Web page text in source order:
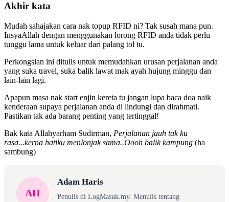
Akhir kata
Mudah sahajakan cara nak topup RFID ni? Tak susah mana pun.
InsyaAllah dengan menggunakan lorong RFID anda tidak perlu
tunggu lama untuk keluar dari palang tol tu.
Perkongsian ini ditulis untuk memudahkan urusan perjalanan anda
yang suka travel, suka balik lawat mak ayah hujung minggu dan
lain-lain lagi.
Apapun masa nak start enjin kereta tu jangan lupa baca doa naik
kenderaan supaya perjalanan anda di lindungi dan dirahmati.
Pastikan tak ada barang penting yang tertinggal!
Bak kata Allahyarham Sudirman, Perjalanan jauh tak ku
rasa...kerna hatiku menlonjak sama..Oooh balik kampung (ha
sambung)
AH
Adam Haris
Penulis di LogMasuk.my. Menulis tentang